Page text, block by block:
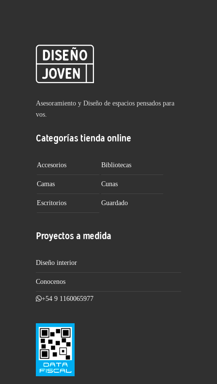
Asesoramiento y Diseño de espacios pensados para
vos.
Categorías tienda online
Accesorios Bibliotecas
Camas Cunas
Escritorios Guardado
Proyectos a medida
Diseño interior
Conocenos
+54 9 1160065977